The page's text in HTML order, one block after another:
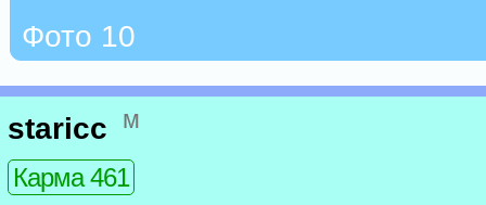
Фото 10
staricc м
Карма 461